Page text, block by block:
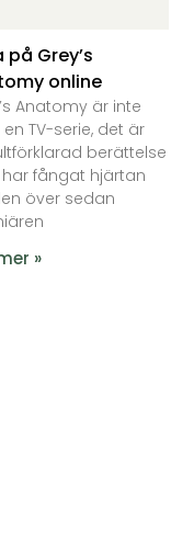
Grey’s
online
Anatomy är inte
TV-serie, det är
berättelse
fångat hjärtan
över sedan
»